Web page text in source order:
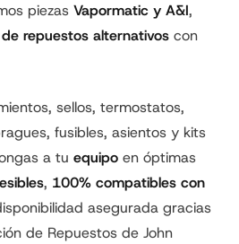
piezas Vapormatic y A&I,
repuestos alternativos con
sellos, termostatos,
fusibles, asientos y kits
a tu equipo en óptimas
, 100% compatibles con
asegurada gracias
de Repuestos de John